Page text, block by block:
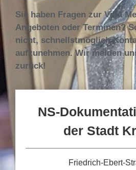
Sie haben Fragen zur Villa
Angeboten oder Terminen?
nicht, schnellstmöglich
aufzunehmen. Wir melden
zurück!
NS-
der Stadt
Friedrich-Ebert-